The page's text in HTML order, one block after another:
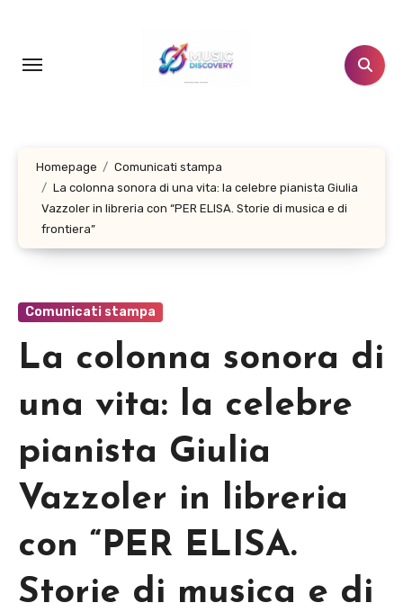
contenuto
Homepage
Comunicati stampa
La colonna sonora di una vita: la celebre pianista Giulia
Vazzoler in libreria con “PER ELISA. Storie di musica e di
frontiera”
Comunicati stampa
La colonna sonora di
una vita: la celebre
pianista Giulia
Vazzoler in libreria
con “PER ELISA.
Storie di musica e di